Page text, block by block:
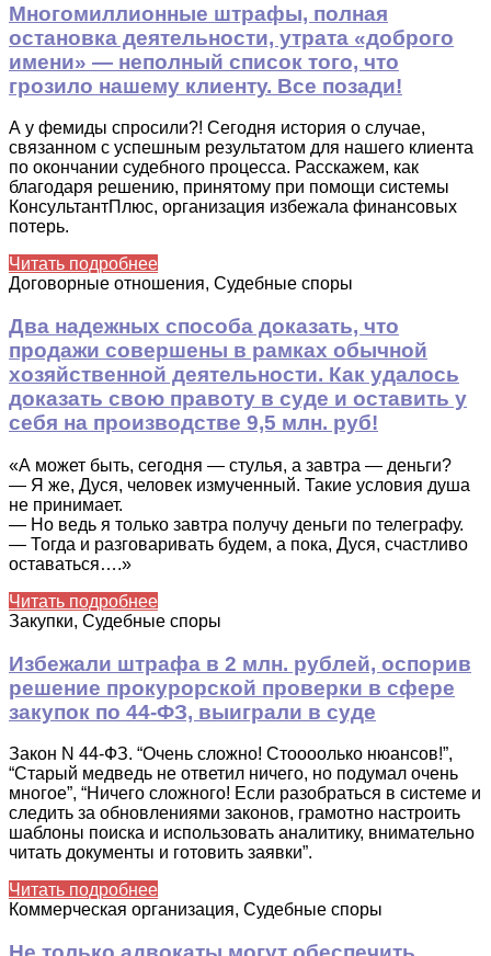
Многомиллионные штрафы, полная
остановка деятельности, утрата «доброго
имени» — неполный список того, что
грозило нашему клиенту. Все позади!
А у фемиды спросили?! Сегодня история о случае,
связанном с успешным результатом для нашего клиента
по окончании судебного процесса. Расскажем, как
благодаря решению, принятому при помощи системы
КонсультантПлюс, организация избежала финансовых
потерь.
Читать подробнее
Договорные отношения, Судебные споры
Два надежных способа доказать, что
продажи совершены в рамках обычной
хозяйственной деятельности. Как удалось
доказать свою правоту в суде и оставить у
себя на производстве 9,5 млн. руб!
«А может быть, сегодня — стулья, а завтра — деньги?
— Я же, Дуся, человек измученный. Такие условия душа
не принимает.
— Но ведь я только завтра получу деньги по телеграфу.
— Тогда и разговаривать будем, а пока, Дуся, счастливо
оставаться….»
Читать подробнее
Закупки, Судебные споры
Избежали штрафа в 2 млн. рублей, оспорив
решение прокурорской проверки в сфере
закупок по 44-ФЗ, выиграли в суде
Закон N 44-ФЗ. “Очень сложно! Стоооолько нюансов!”,
“Старый медведь не ответил ничего, но подумал очень
многое”, “Ничего сложного! Если разобраться в системе и
следить за обновлениями законов, грамотно настроить
шаблоны поиска и использовать аналитику, внимательно
читать документы и готовить заявки”.
Читать подробнее
Коммерческая организация, Судебные споры